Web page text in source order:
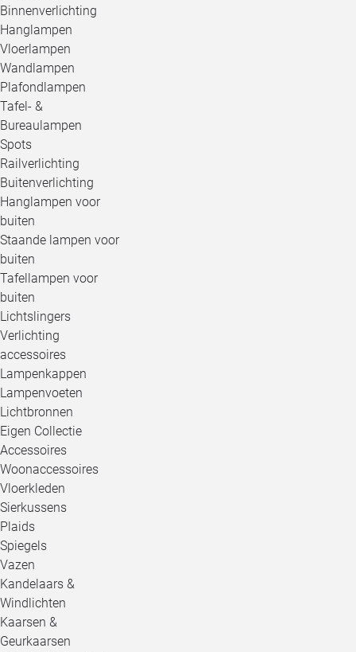
Binnenverlichting
Hanglampen
Vloerlampen
Wandlampen
Plafondlampen
Tafel- &
Bureaulampen
Spots
Railverlichting
Buitenverlichting
Hanglampen voor
buiten
Staande lampen voor
buiten
Tafellampen voor
buiten
Lichtslingers
Verlichting
accessoires
Lampenkappen
Lampenvoeten
Lichtbronnen
Eigen Collectie
Accessoires
Woonaccessoires
Vloerkleden
Sierkussens
Plaids
Spiegels
Vazen
Kandelaars &
Windlichten
Kaarsen &
Geurkaarsen